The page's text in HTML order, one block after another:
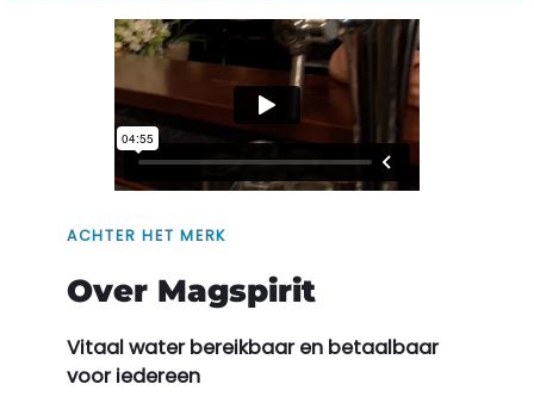
ACHTER HET MERK
Over Magspirit
Vitaal water bereikbaar en betaalbaar
voor iedereen